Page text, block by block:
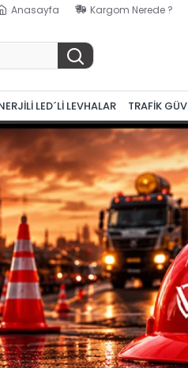
Anasayfa Kargom Nerede ?
LED´Lİ LEVHALAR TRAFİK